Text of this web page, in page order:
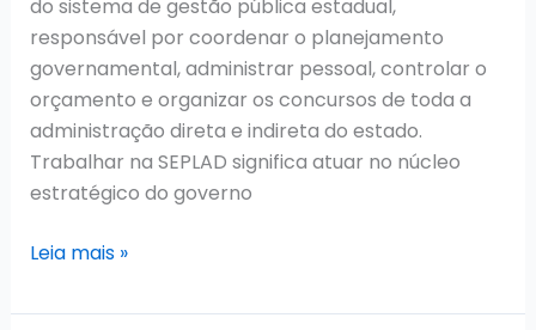
do sistema de gestão pública estadual,
responsável por coordenar o planejamento
governamental, administrar pessoal, controlar o
orçamento e organizar os concursos de toda a
administração direta e indireta do estado.
Trabalhar na SEPLAD significa atuar no núcleo
estratégico do governo
Concurso
PA
Leia mais »